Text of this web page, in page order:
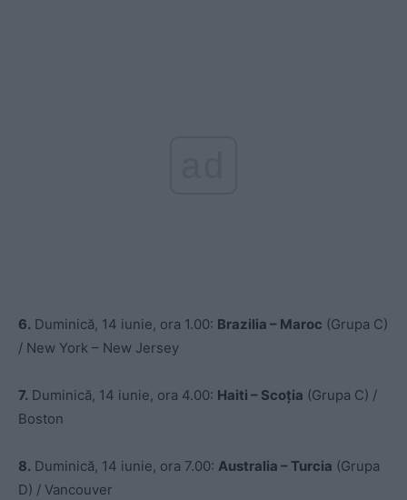
6. Duminică, 14 iunie, ora 1.00: Brazilia – Maroc (Grupa C)
/ New York – New Jersey
7. Duminică, 14 iunie, ora 4.00: Haiti – Scoția (Grupa C) /
Boston
8. Duminică, 14 iunie, ora 7.00: Australia – Turcia (Grupa
D) / Vancouver